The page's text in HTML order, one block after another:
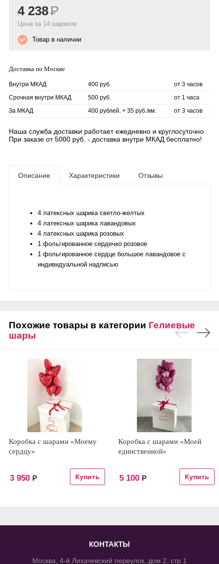
4 238Р
Цена за 14 шариков
Товар в наличии
Доставка по Москве
Внутри МКАД 400 руб.
от 3 часов
Срочная внутри МКАД
500 руб.
от 1 часа
За МКАД
400 рублей. + 35 руб./км. от 3 часов
Наша служба доставки работает ежедневно и круглосуточно.
При заказе от 5000 руб. - доставка внутри МКАД бесплатно!
Описание Характеристики Отзывы
4 латексных шарика светло-желтых
4 латексных шарика лавандовых
4 латексных шарика розовых
1 фольгированное сердечко розовое
1 фольгированное сердце большое лавандовое с
индивидуальной надписью
Похожие товары в категории Гелиевые
шары
Коробка с шарами «Моему
сердцу»
3 950 Р
Коробка с шарами «Моей
единственной»
5 100 Р
КОНТАКТЫ
Москва, 4-й Лихачевский переулок, дом 2, стр 1